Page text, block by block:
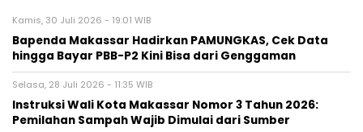
Kamis, 30 Juli 2026 - 19:01 WIB
Bapenda Makassar Hadirkan PAMUNGKAS, Cek Data
hingga Bayar PBB-P2 Kini Bisa dari Genggaman
Selasa, 28 Juli 2026 - 11:35 WIB
Instruksi Wali Kota Makassar Nomor 3 Tahun 2026:
Pemilahan Sampah Wajib Dimulai dari Sumber